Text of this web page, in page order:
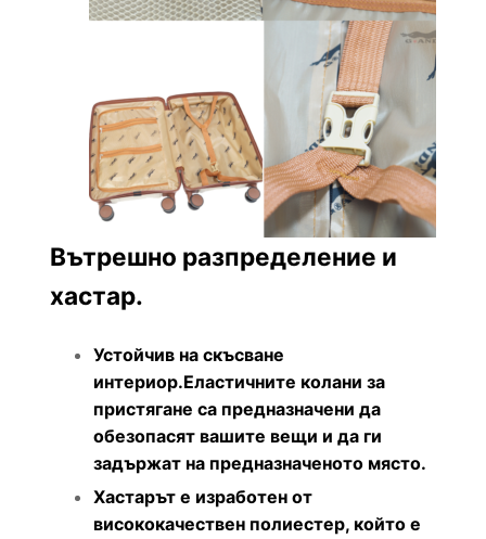
Вътрешно разпределение и
хастар.
Устойчив на скъсване
интериор.Еластичните колани за
пристягане са предназначени да
обезопасят вашите вещи и да ги
задържат на предназначеното място.
Хастарът е изработен от
висококачествен полиестер, който е